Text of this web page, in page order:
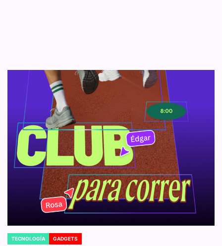
POSTED
TECNOLOGÍA GADGETS